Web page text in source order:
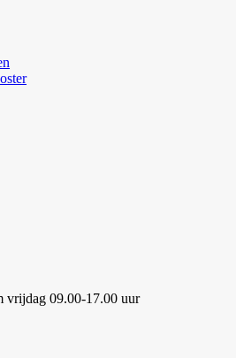
vrijdag 09.00-17.00 uur